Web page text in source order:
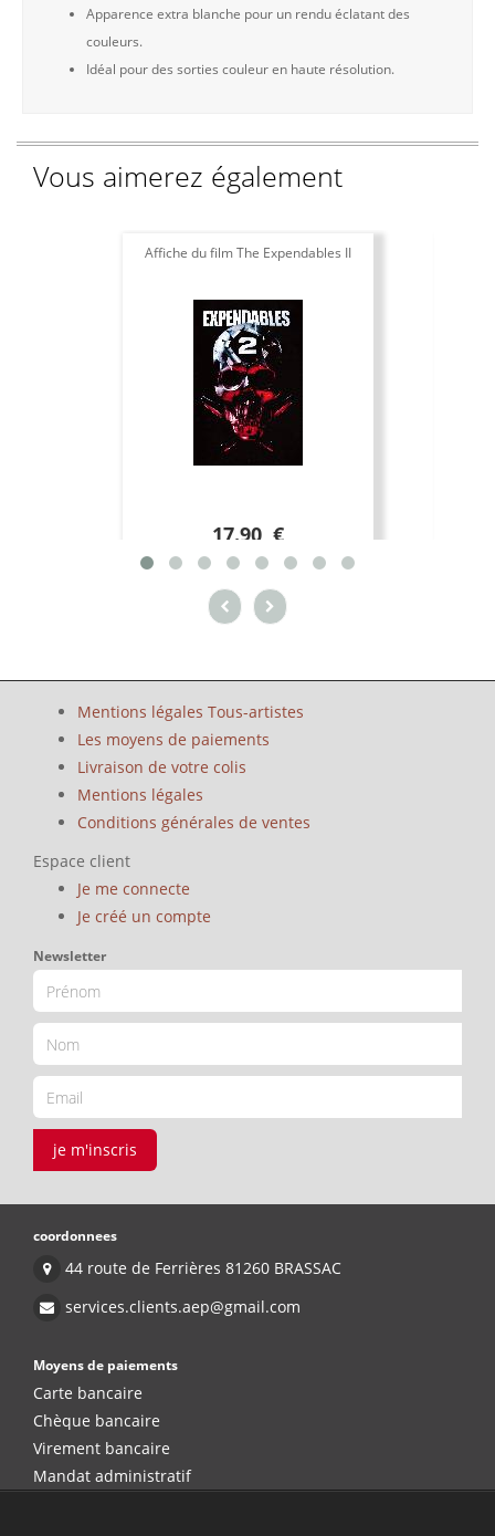
Apparence extra blanche pour un rendu éclatant des
couleurs.
Idéal pour des sorties couleur en haute résolution.
Vous aimerez également
Affiche du film The Expendables II
17.90 €
Mentions légales Tous-artistes
Les moyens de paiements
Livraison de votre colis
Mentions légales
Conditions générales de ventes
Espace client
Je me connecte
Je créé un compte
Newsletter
je m'inscris
coordonnees
44 route de Ferrières 81260 BRASSAC
services.clients.aep@gmail.com
Moyens de paiements
Carte bancaire
Chèque bancaire
Virement bancaire
Mandat administratif